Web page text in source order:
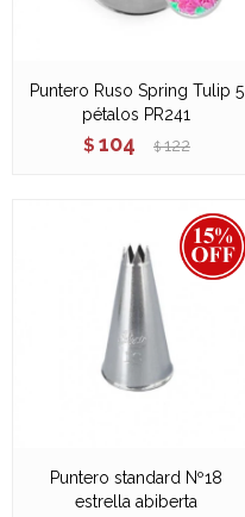
Puntero Ruso Spring Tulip 5
pétalos PR241
$ 104 $ 122
Puntero standard Nº18
estrella abiberta